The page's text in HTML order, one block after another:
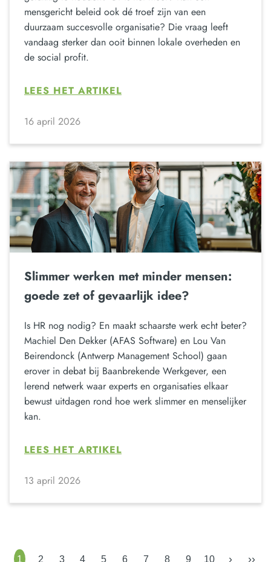
mensgericht beleid ook dé troef zijn van een
duurzaam succesvolle organisatie? Die vraag leeft
vandaag sterker dan ooit binnen lokale overheden en
de social profit.
LEES HET ARTIKEL
16 april 2026
Slimmer werken met minder mensen:
goede zet of gevaarlijk idee?
Is HR nog nodig? En maakt schaarste werk echt beter?
Machiel Den Dekker (AFAS Software) en Lou Van
Beirendonck (Antwerp Management School) gaan
erover in debat bij Baanbrekende Werkgever, een
lerend netwerk waar experts en organisaties elkaar
bewust uitdagen rond hoe werk slimmer en menselijker
kan.
LEES HET ARTIKEL
13 april 2026
1 2 3 4 5 6 7 8 9 10 › ››